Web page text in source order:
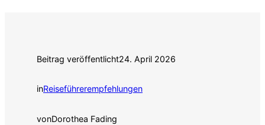
Beitrag veröffentlicht24. April 2026
inReiseführerempfehlungen
vonDorothea Fading